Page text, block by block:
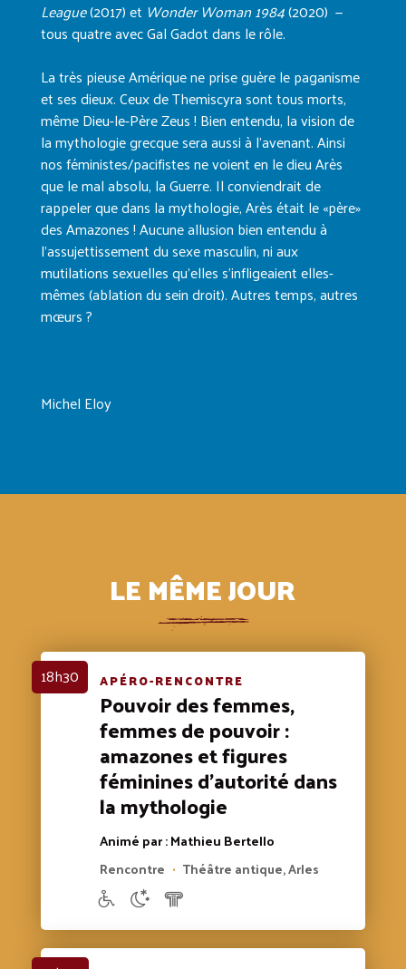
League(2017) et Wonder Woman 1984(2020) —
tous quatre avec Gal Gadot dans le rôle.
La très pieuse Amérique ne prise guère le paganisme
et ses dieux. Ceux de Themiscyra sont tous morts,
même Dieu-le-Père Zeus ! Bien entendu, la vision de
la mythologie grecque sera aussi à l’avenant. Ainsi
nos féministes/pacifistes ne voient en le dieu Arès
que le mal absolu, la Guerre. Il conviendrait de
rappeler que dans la mythologie, Arès était le «père»
des Amazones ! Aucune allusion bien entendu à
l’assujettissement du sexe masculin, ni aux
mutilations sexuelles qu’elles s’infligeaient elles-
mêmes (ablation du sein droit). Autres temps, autres
mœurs ?
Michel Eloy
LE MÊME JOUR
18h30 APÉRO-RENCONTRE
Pouvoir des femmes,
femmes de pouvoir :
amazones et figures
féminines d’autorité dans
la mythologie
Animé par : Mathieu Bertello
Rencontre • Théâtre antique, Arles